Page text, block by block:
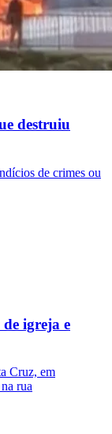
destruiu
de crimes ou
igreja e
Cruz, em
rua